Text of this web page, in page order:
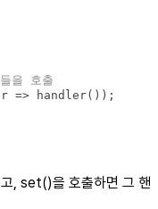
을 호출
=>
, set()을 호출하면 그 핸